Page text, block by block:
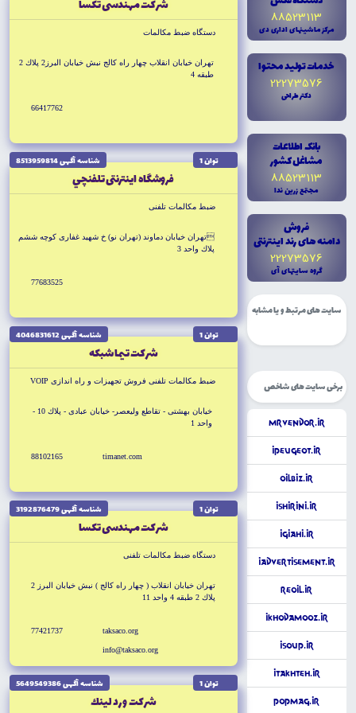
88523113
مرکز ماشينهاى ادارى دى
خدمات توليد محتوا
22273576
دکتر طراحى
بانک اطلاعات
مشاغل کشور
88523113
مجتمع زرين ندا
فروش
دامنه هاى رند اينترنتى
22273576
گروه سايتهاى آى
سایت های مرتبط و یا مشابه
برخی سایت های شاخص
MrVendor.ir
iPeugeot.ir
OilBiz.ir
iShirini.ir
iGiahi.ir
iAdvertisement.ir
ReOil.ir
iKhodAmooz.ir
iSoup.ir
iTakhteh.ir
PopMag.ir
شركت مهندسى تكسا
دستگاه ضبط مكالمات
تهران خيابان انقلاب چهار راه كالج نبش خيابان البرز2 پلاك 2
طبقه 4
66417762
توان 1 شناسه آگهى 8513959814
فروشگاه اينترنتى تلفنچي
ضبط مكالمات تلفنى
تهران خيابان دماوند (تهران نو) خ شهيد غفارى كوچه ششم
پلاك واحد 3
77683525
توان 1 شناسه آگهى 4046831612
شركت تيما شبكه
ضبط مكالمات تلفنى فروش تجهيزات و راه اندازى VOIP
خيابان بهشتى - تقاطع وليعصر- خيابان عبادى - پلاك 10 -
واحد 1
timanet.com
88102165
توان 1 شناسه آگهى 3192876479
شركت مهندسى تكسا
دستگاه ضبط مكالمات تلفنى
تهران خيابان انقلاب ( چهار راه كالج ) نبش خيابان البرز 2
پلاك 2 طبقه 4 واحد 11
taksaco.org
info@taksaco.org
77421737
توان 1 شناسه آگهى 5649549386
شركت ورد لينك